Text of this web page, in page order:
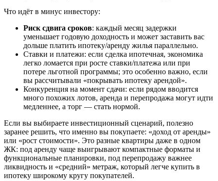
Что идёт в минус инвестору:
Риск сдвига сроков: каждый месяц задержки
уменьшает годовую доходность и может заставить вас
дольше платить ипотеку/аренду жилья параллельно.
Ставки и платежи: если сделка ипотечная, экономика
легко ломается при росте ставки/платежа или при
потере льготной программы; это особенно важно, если
вы рассчитывали «покрывать ипотеку арендой».
Конкуренция на момент сдачи: если рядом вводится
много похожих лотов, аренда и перепродажа могут идти
медленнее, а торг — стать нормой.
Если вы выбираете инвестиционный сценарий, полезно
заранее решить, что именно вы покупаете: «доход от аренды»
или «рост стоимости». Это разные квартиры даже в одном
ЖК: под аренду чаще выигрывают компактные форматы и
функциональные планировки, под перепродажу важнее
ликвидность и «средний» метраж, который легче купить в
ипотеку широкому кругу покупателей.